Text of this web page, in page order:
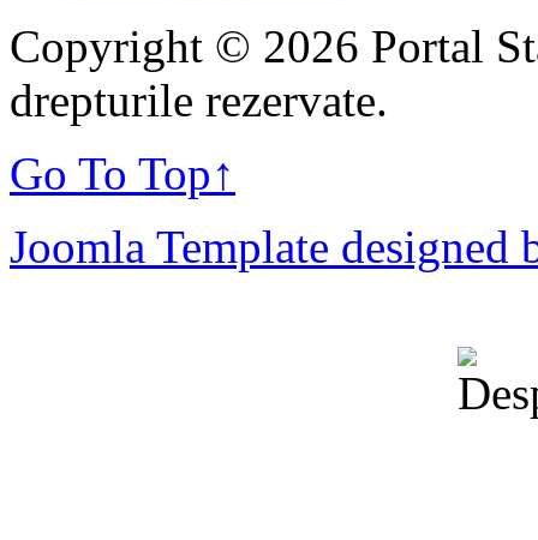
Copyright © 2026 Portal
drepturile rezervate.
Go To Top↑
Joomla Template designed